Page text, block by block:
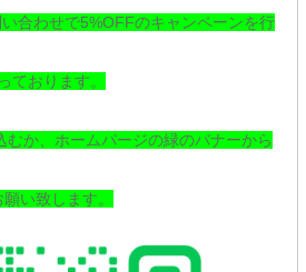
合わせで5%OFFのキャンペーンを行
っております。
むか、ホームパージの緑のバナーから
願い致します。